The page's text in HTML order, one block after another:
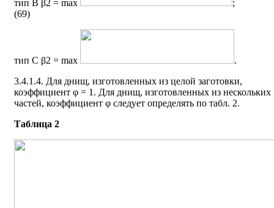
тип В β2 = max
(69)
тип С β2 = max
.
3.4.1.4. Для днищ, изготовленных из целой заготовки,
коэффициент φ = 1. Для днищ, изготовленных из нескольких
частей, коэффициент φ следует определять по табл. 2.
Таблица 2